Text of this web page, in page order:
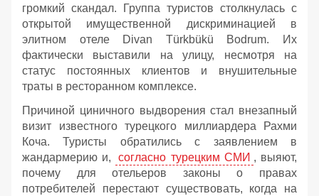
громкий скандал. Группа туристов столкнулась с
открытой имущественной дискриминацией в
элитном отеле Divan Türkbükü Bodrum. Их
фактически выставили на улицу, несмотря на
статус постоянных клиентов и внушительные
траты в ресторанном комплексе.
Причиной циничного выдворения стал внезапный
визит известного турецкого миллиардера Рахми
Коча. Туристы обратились с заявлением в
жандармерию и,
согласно турецким СМИ , выяют,
почему для отельеров законы о правах
потребителей перестают существовать, когда на